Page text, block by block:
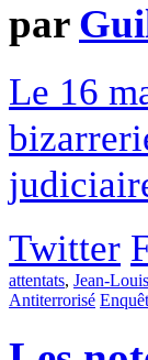
par
Le 16
Twitter
attentats, Jean-
Antiterrorisé